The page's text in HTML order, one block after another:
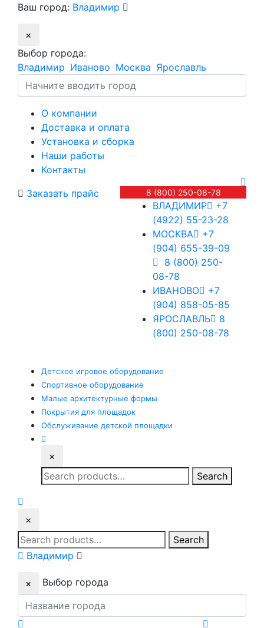
Ваш город: Владимир
×
Выбор города:
Владимир Иваново Москва Ярославль
О компании
Доставка и оплата
Установка и сборка
Наши работы
Контакты
Заказать прайс
8 (800) 250-08-78
ВЛАДИМИР
+7
(4922) 55-23-28
МОСКВА
+7
(904) 655-39-09
8 (800) 250-
08-78
ИВАНОВО
+7
(904) 858-05-85
ЯРОСЛАВЛЬ
8
(800) 250-08-78
Детское игровое оборудование
Спортивное оборудование
Малые архитектурные формы
Покрытия для площадок
Обслуживание детской площадки
×
Search
for:
Search
×
Search
for:
Search
Владимир
× Выбор города